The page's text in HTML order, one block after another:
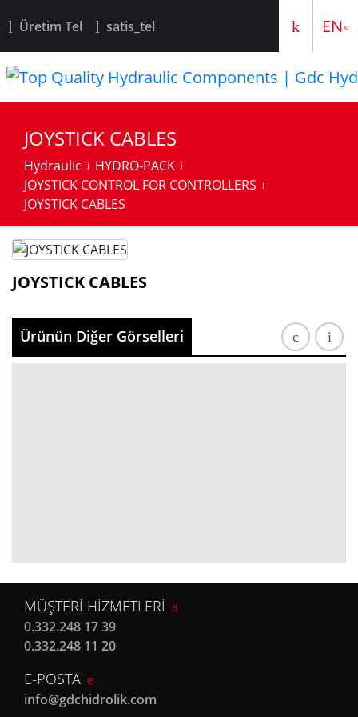
Üretim Tel satis_tel EN
TR
JOYSTICK CABLES
Hydraulic
HYDRO-PACK
JOYSTICK CONTROL FOR CONTROLLERS
JOYSTICK CABLES
JOYSTICK CABLES
Ürünün Diğer Görselleri
MÜŞTERİ HİZMETLERİ
0.332.248 17 39
0.332.248 11 20
E-POSTA
info@gdchidrolik.com